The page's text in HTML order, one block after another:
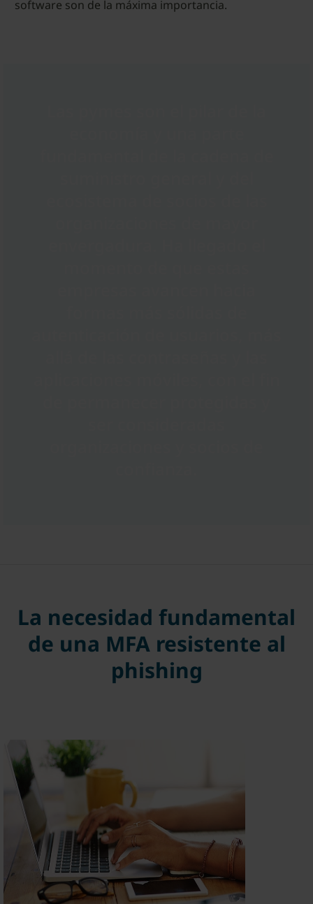
software son de la máxima importancia.
La necesidad fundamental
de una MFA resistente al
phishing